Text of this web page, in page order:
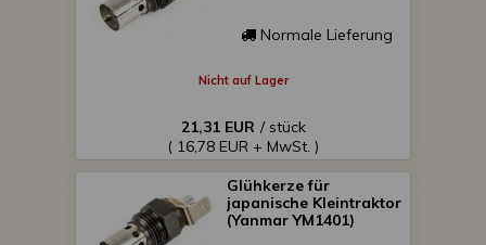
Normale Lieferung
Nicht auf Lager
21,31 EUR / stück
( 16,78 EUR + MwSt. )
Glühkerze für
japanische Kleintraktor
(Yanmar YM1401)